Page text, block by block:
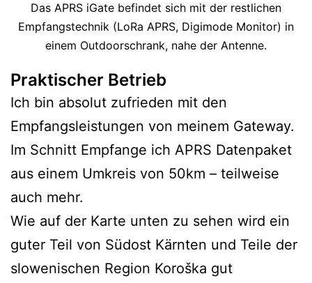
Das APRS iGate befindet sich mit der restlichen
Empfangstechnik (LoRa APRS, Digimode Monitor) in
einem Outdoorschrank, nahe der Antenne.
Praktischer Betrieb
Ich bin absolut zufrieden mit den
Empfangsleistungen von meinem Gateway.
Im Schnitt Empfange ich APRS Datenpaket
aus einem Umkreis von 50km – teilweise
auch mehr.
Wie auf der Karte unten zu sehen wird ein
guter Teil von Südost Kärnten und Teile der
slowenischen Region Koroška gut